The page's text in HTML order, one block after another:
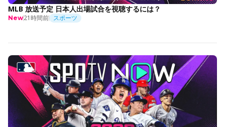
MLB 放送予定 日本人出場試合を視聴するには？
New21時間前 スポーツ